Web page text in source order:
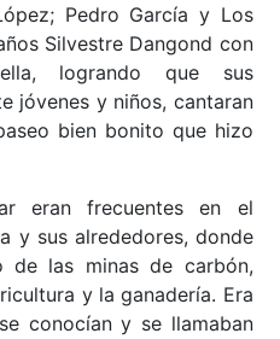
Pedro García y Los
Silvestre Dangond con
logrando que sus
jóvenes y niños, cantaran
bien bonito que hizo
eran frecuentes en el
y sus alrededores, donde
de las minas de carbón,
y la ganadería. Era
conocían y se llamaban